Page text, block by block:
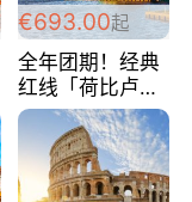
€693.00起
全年团期！经典
红线「荷比卢德
法」七天循环 五
国 仅售99欧/人/
天！巴黎上下！
包拼房~